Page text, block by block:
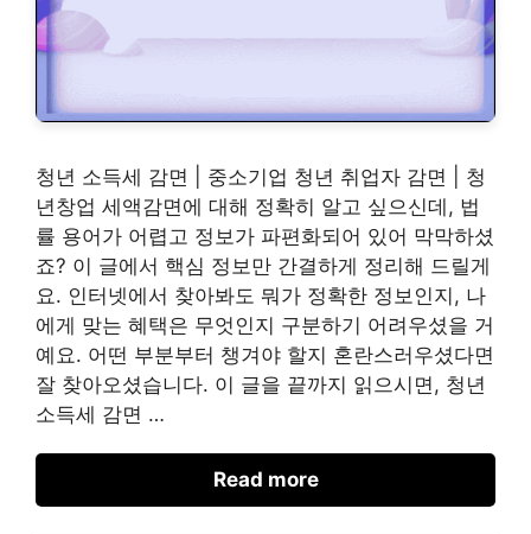
청년 소득세 감면 | 중소기업 청년 취업자 감면 | 청
년창업 세액감면에 대해 정확히 알고 싶으신데, 법
률 용어가 어렵고 정보가 파편화되어 있어 막막하셨
죠? 이 글에서 핵심 정보만 간결하게 정리해 드릴게
요. 인터넷에서 찾아봐도 뭐가 정확한 정보인지, 나
에게 맞는 혜택은 무엇인지 구분하기 어려우셨을 거
예요. 어떤 부분부터 챙겨야 할지 혼란스러우셨다면
잘 찾아오셨습니다. 이 글을 끝까지 읽으시면, 청년
소득세 감면 …
Read more